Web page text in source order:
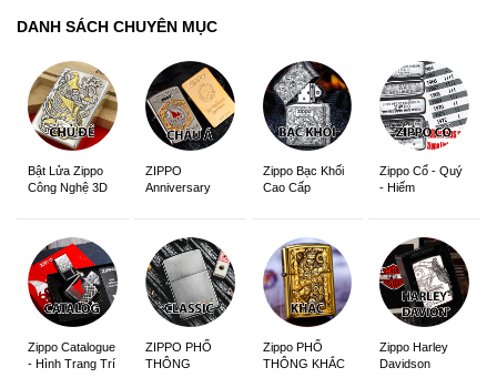
DANH SÁCH CHUYÊN MỤC
Bật Lửa Zippo
Công Nghệ 3D
ZIPPO
Anniversary
Zippo Bạc Khối
Cao Cấp
Zippo Cổ - Quý
- Hiếm
Zippo Catalogue
- Hình Trang Trí
ZIPPO PHỔ
THÔNG
Zippo PHỔ
THÔNG KHẮC
Zippo Harley
Davidson